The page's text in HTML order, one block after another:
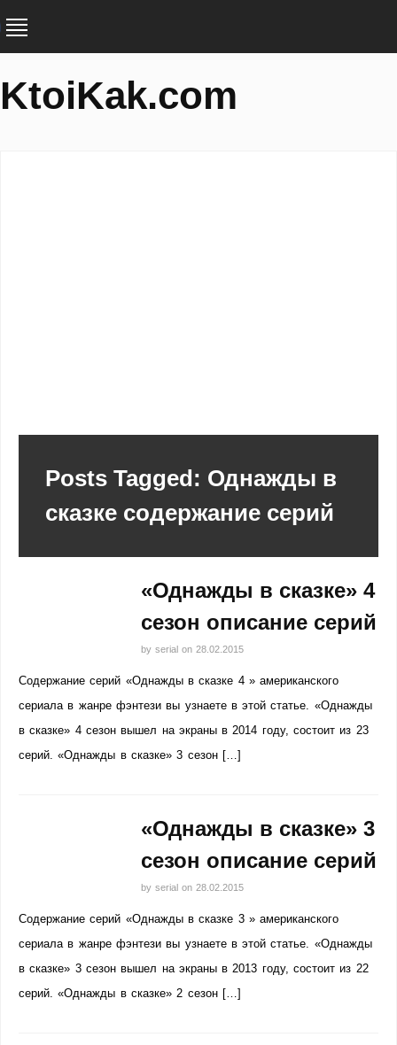
KtoiKak.com
Posts Tagged: Однажды в
сказке содержание серий
«Однажды в сказке» 4
сезон описание серий
by serial on 28.02.2015
Содержание серий «Однажды в сказке 4 » американского
сериала в жанре фэнтези вы узнаете в этой статье. «Однажды
в сказке» 4 сезон вышел на экраны в 2014 году, состоит из 23
серий. «Однажды в сказке» 3 сезон […]
«Однажды в сказке» 3
сезон описание серий
by serial on 28.02.2015
Содержание серий «Однажды в сказке 3 » американского
сериала в жанре фэнтези вы узнаете в этой статье. «Однажды
в сказке» 3 сезон вышел на экраны в 2013 году, состоит из 22
серий. «Однажды в сказке» 2 сезон […]